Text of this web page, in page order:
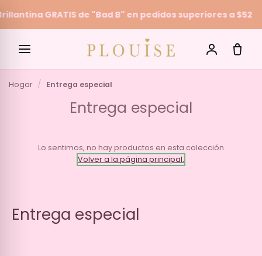
GRATIS de "Bad B" en pedidos superiores a $52
Hogar Entrega especial
Entrega especial
Lo sentimos, no hay productos en esta colección
Volver a la página principal.
Entrega especial